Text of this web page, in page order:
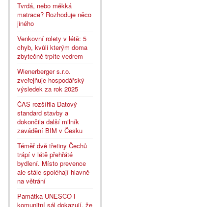
Tvrdá, nebo měkká
matrace? Rozhoduje něco
jiného
Venkovní rolety v létě: 5
chyb, kvůli kterým doma
zbytečně trpíte vedrem
Wienerberger s.r.o.
zveřejňuje hospodářský
výsledek za rok 2025
ČAS rozšířila Datový
standard stavby a
dokončila další milník
zavádění BIM v Česku
Téměř dvě třetiny Čechů
trápí v létě přehřáté
bydlení. Místo prevence
ale stále spoléhají hlavně
na větrání
Památka UNESCO i
komunitní sál dokazují, že